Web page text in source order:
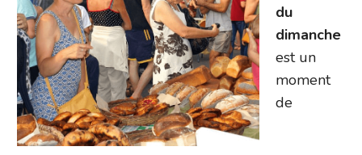
du
dimanche
est un
moment
de